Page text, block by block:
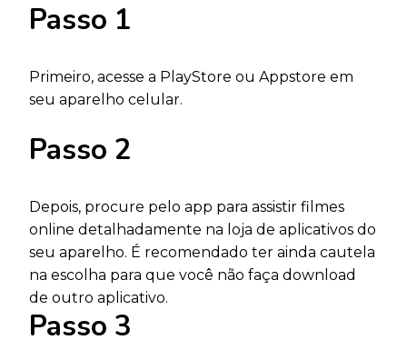
Passo 1
Primeiro, acesse a PlayStore ou Appstore em
seu aparelho celular.
Passo 2
Depois, procure pelo app para assistir filmes
online detalhadamente na loja de aplicativos do
seu aparelho. É recomendado ter ainda cautela
na escolha para que você não faça download
de outro aplicativo.
Passo 3